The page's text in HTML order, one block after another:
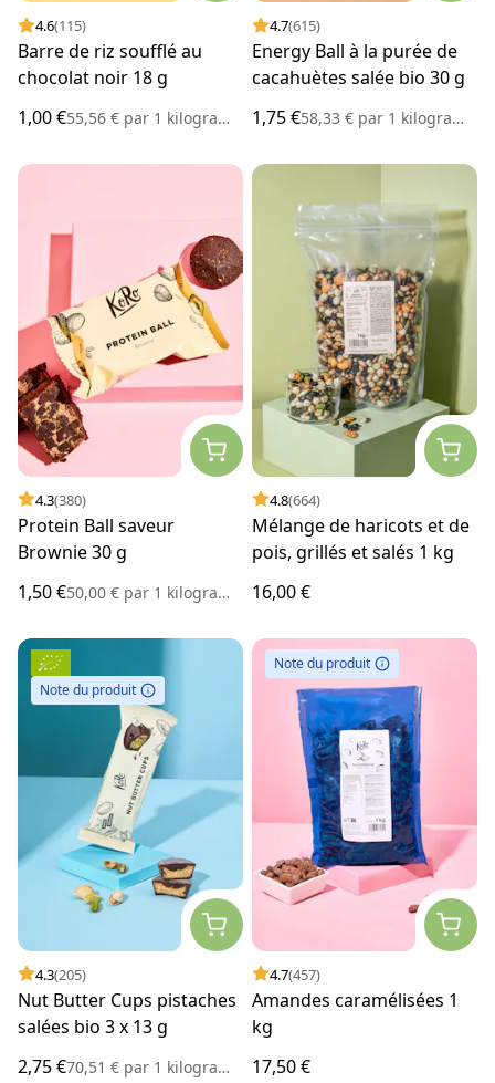
4.6(115)
Barre de riz soufflé au
chocolat noir 18 g
1,00 €55,56 € par 1 kilogramme
4.7(615)
Energy Ball à la purée de
cacahuètes salée bio 30 g
1,75 €58,33 € par 1 kilogramme
4.3(380)
Protein Ball saveur
Brownie 30 g
1,50 €50,00 € par 1 kilogramme
4.8(664)
Mélange de haricots et de
pois, grillés et salés 1 kg
16,00 €
Note du produit
4.3(205)
Nut Butter Cups pistaches
salées bio 3 x 13 g
2,75 €70,51 € par 1 kilogramme
Note du produit
4.7(457)
Amandes caramélisées 1
kg
17,50 €